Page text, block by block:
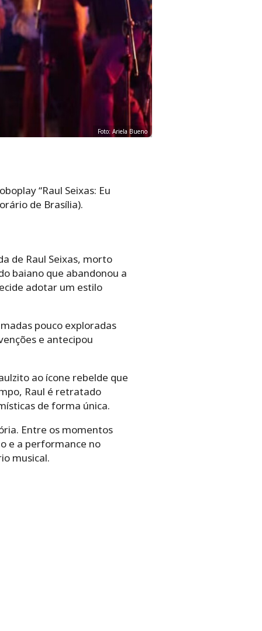
Foto: Ariela Bueno
“Raul Seixas: Eu
de Brasília).
de Raul Seixas, morto
baiano que abandonou a
adotar um estilo
pouco exploradas
e antecipou
ao ícone rebelde que
Raul é retratado
de forma única.
Entre os momentos
e a performance no
musical.